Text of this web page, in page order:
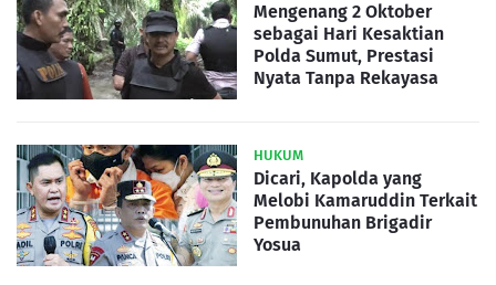
Mengenang 2 Oktober
sebagai Hari Kesaktian
Polda Sumut, Prestasi
Nyata Tanpa Rekayasa
HUKUM
Dicari, Kapolda yang
Melobi Kamaruddin Terkait
Pembunuhan Brigadir
Yosua